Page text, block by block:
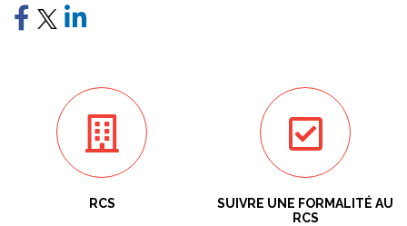
RCS
SUIVRE UNE FORMALITÉ AU
RCS